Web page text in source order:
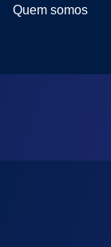
Quem somos